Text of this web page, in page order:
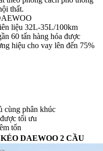
thất.
liệu 32L-35L/100km
60 tấn hàng hóa được
hiệu cho vay lên đến 75%
cùng phân khúc
tối ưu
tốn
DAEWOO 2 CẦU